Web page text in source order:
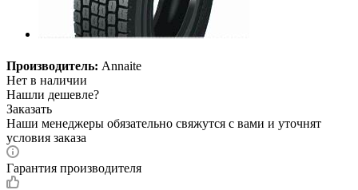
Производитель: Annaite
Нет в наличии
Нашли дешевле?
Заказать
Наши менеджеры обязательно свяжутся с вами и уточнят
условия заказа
Гарантия производителя